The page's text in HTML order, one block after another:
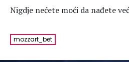
Savjeti
Dijete
Recepti
Um i tijelo
LIFESTYLE
Nigdje nećete moći da nađete
mozzart_bet